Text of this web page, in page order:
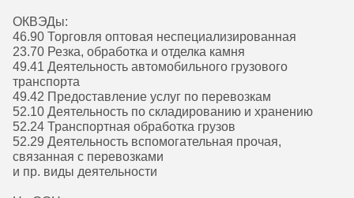
ОКВЭДы:
46.90 Торговля оптовая неспециализированная
23.70 Резка, обработка и отделка камня
49.41 Деятельность автомобильного грузового
транспорта
49.42 Предоставление услуг по перевозкам
52.10 Деятельность по складированию и хранению
52.24 Транспортная обработка грузов
52.29 Деятельность вспомогательная прочая,
связанная с перевозками
и пр. виды деятельности